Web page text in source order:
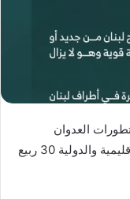
العدوان
الإسرائيلي على غزة ولبنان والمستجدات الإقليمية والدولية 30 ربيع